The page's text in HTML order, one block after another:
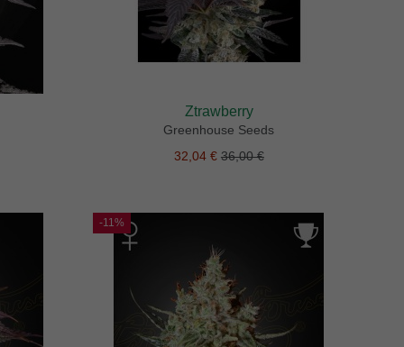
Ztrawberry
Greenhouse Seeds
32,04 € 36,00 €
-11%